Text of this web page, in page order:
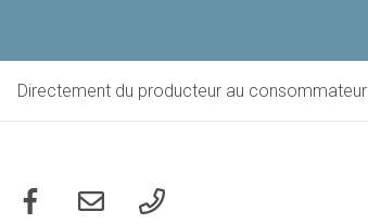
contenu
principal
Directement du producteur au consommateur